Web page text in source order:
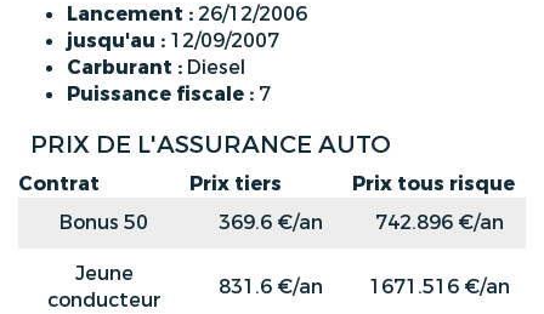
Lancement : 26/12/2006
jusqu'au : 12/09/2007
Carburant : Diesel
Puissance fiscale : 7
PRIX DE L'ASSURANCE AUTO
Contrat Prix tiers
Prix tous risque
Bonus 50
369.6 €/an
742.896 €/an
Jeune
conducteur
831.6 €/an 1671.516 €/an